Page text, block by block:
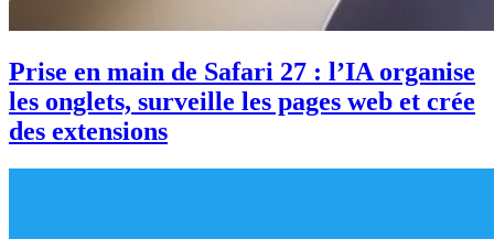
Prise en main de Safari 27 : l’IA organise
les onglets, surveille les pages web et crée
des extensions